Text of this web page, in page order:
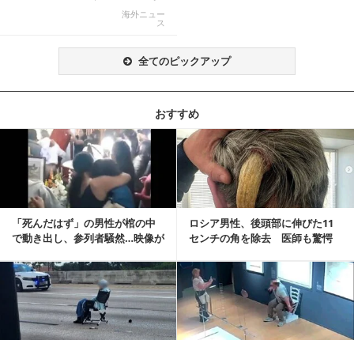
海外ニュー
ス
全てのピックアップ
おすすめ
「死んだはず」の男性が棺の中
で動き出し、参列者騒然…映像が
ロシア男性、後頭部に伸びた11
センチの角を除去 医師も驚愕
記事を読む
記事を読む